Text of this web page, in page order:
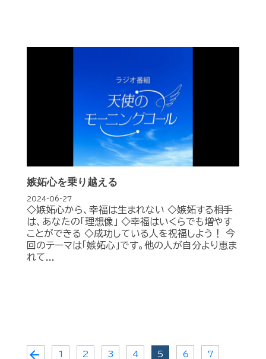
嫉妬心を乗り越える
2024-06-27
◇嫉妬心から、幸福は生まれない ◇嫉妬する相手
は、あなたの「理想像」 ◇幸福はいくらでも増やす
ことができる ◇成功している人を祝福しよう！ 今
回のテーマは「嫉妬心」です。他の人が自分より恵ま
れて...
arrow_back 1 2 3 4 5 6 7